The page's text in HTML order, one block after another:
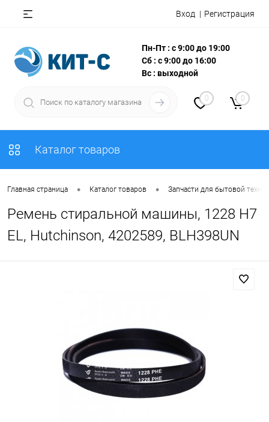
Вход Регистрация
Пн-Пт : с 9:00 до 19:00
Сб : с 9:00 до 16:00
Вс : выходной
0 0
Каталог товаров
Главная страница • Каталог товаров • Запчасти для бытовой
Ремень стиральной машины, 1228 H7
EL, Hutchinson, 4202589, BLH398UN